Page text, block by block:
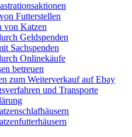
Futterstellen
von Katzen
Geldspenden
Sachspenden
Onlinekäufe
betreuen
zum Weiterverkauf auf Ebay
und Transporte